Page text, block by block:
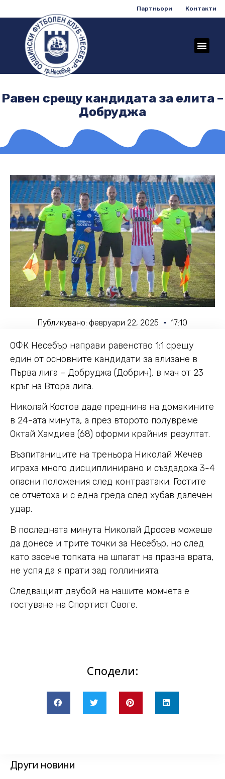
Партньори Контакти
Равен срещу кандидата за елита –
Добруджа
Публикувано: февруари 22, 2025 17:10
ОФК Несебър направи равенство 1:1 срещу
един от основните кандидати за влизане в
Първа лига – Добруджа (Добрич), в мач от 23
кръг на Втора лига.
Николай Костов даде преднина на домакините
в 24-ата минута, а през второто полувреме
Октай Хамдиев (68) оформи крайния резултат.
Възпитаниците на треньора Николай Жечев
играха много дисциплинирано и създадоха 3-4
опасни положения след контраатаки. Гостите
се отчетоха и с една греда след хубав далечен
удар.
В последната минута Николай Дросев можеше
да донесе и трите точки за Несебър, но след
като засече топката на шпагат на празна врата,
не успя да я прати зад голлинията.
Следващият двубой на нашите момчета е
гостуване на Спортист Своге.
Сподели:
Други новини